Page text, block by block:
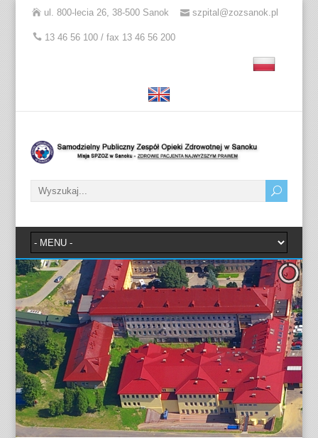
ul. 800-lecia 26, 38-500 Sanok szpital@zozsanok.pl
13 46 56 100 / fax 13 46 56 200